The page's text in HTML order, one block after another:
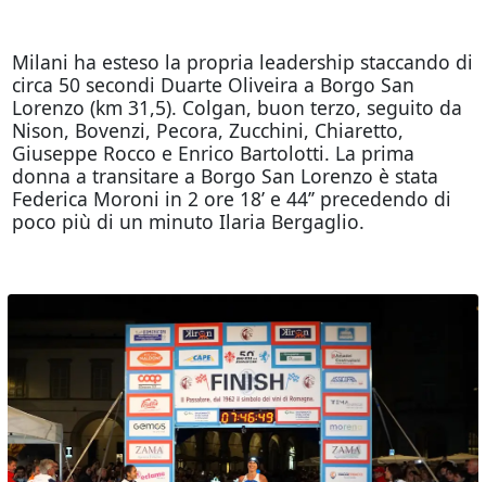
Milani ha esteso la propria leadership staccando di
circa 50 secondi Duarte Oliveira a Borgo San
Lorenzo (km 31,5). Colgan, buon terzo, seguito da
Nison, Bovenzi, Pecora, Zucchini, Chiaretto,
Giuseppe Rocco e Enrico Bartolotti. La prima
donna a transitare a Borgo San Lorenzo è stata
Federica Moroni in 2 ore 18’ e 44’’ precedendo di
poco più di un minuto Ilaria Bergaglio.